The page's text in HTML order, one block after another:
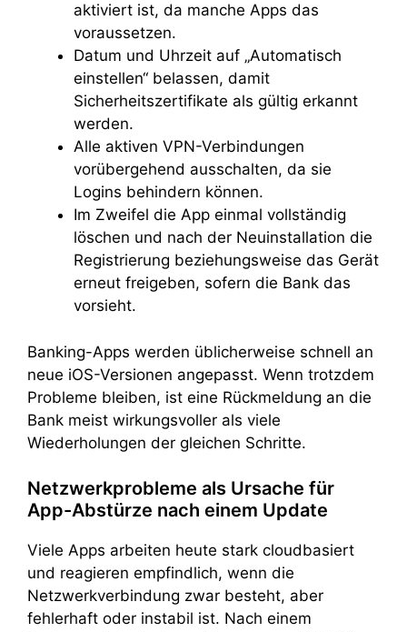
aktiviert ist, da manche Apps das
voraussetzen.
Datum und Uhrzeit auf „Automatisch
einstellen“ belassen, damit
Sicherheitszertifikate als gültig erkannt
werden.
Alle aktiven VPN-Verbindungen
vorübergehend ausschalten, da sie
Logins behindern können.
Im Zweifel die App einmal vollständig
löschen und nach der Neuinstallation die
Registrierung beziehungsweise das Gerät
erneut freigeben, sofern die Bank das
vorsieht.
Banking-Apps werden üblicherweise schnell an
neue iOS-Versionen angepasst. Wenn trotzdem
Probleme bleiben, ist eine Rückmeldung an die
Bank meist wirkungsvoller als viele
Wiederholungen der gleichen Schritte.
Netzwerkprobleme als Ursache für
App-Abstürze nach einem Update
Viele Apps arbeiten heute stark cloudbasiert
und reagieren empfindlich, wenn die
Netzwerkverbindung zwar besteht, aber
fehlerhaft oder instabil ist. Nach einem